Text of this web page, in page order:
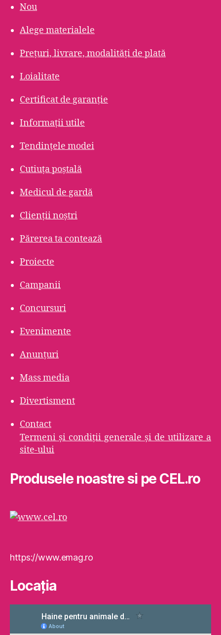
Nou
Alege materialele
Prețuri, livrare, modalități de plată
Loialitate
Certificat de garanție
Informații utile
Tendințele modei
Cutiuța poștală
Medicul de gardă
Clienții noștri
Părerea ta contează
Proiecte
Campanii
Concursuri
Evenimente
Anunțuri
Mass media
Divertisment
Contact
Termeni şi condiţii generale şi de utilizare a
site-ului
Produsele noastre si pe CEL.ro
https://www.emag.ro
Locaţia